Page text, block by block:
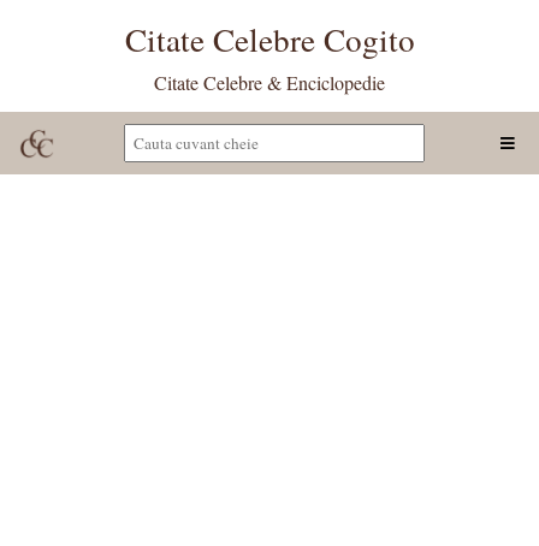
Citate Celebre Cogito
Citate Celebre & Enciclopedie